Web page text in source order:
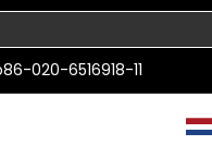
86-020-6516918-11